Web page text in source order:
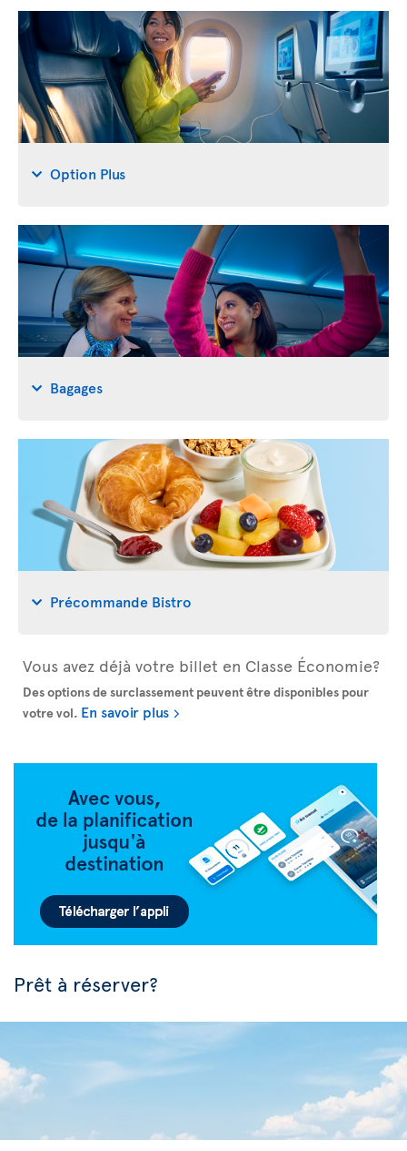
Option Plus
Bagages
Précommande Bistro
Vous avez déjà votre billet en Classe Économie?
Des options de surclassement peuvent être disponibles pour
votre vol. En savoir plus
Prêt à réserver?